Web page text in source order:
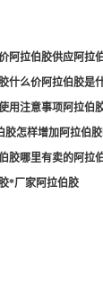
拉伯胶供应阿
么价阿拉伯胶
注意事项阿拉
怎样增加阿拉
哪里有卖的阿
*厂家阿拉伯胶